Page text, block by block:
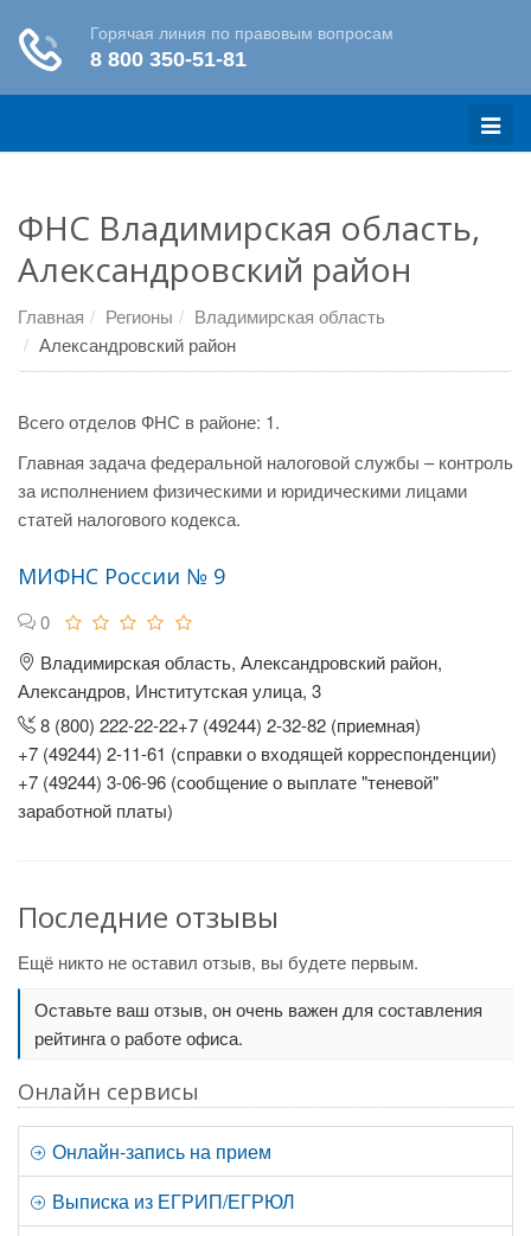
Меню
ФНС Владимирская область,
Александровский район
Главная Регионы
Владимирская область
Александровский район
Всего отделов ФНС в районе: 1.
Главная задача федеральной налоговой службы – контроль
за исполнением физическими и юридическими лицами
статей налогового кодекса.
МИФНС России № 9
0
Владимирская область, Александровский район,
Александров, Институтская улица, 3
8 (800) 222-22-22+7 (49244) 2-32-82 (приемная)
+7 (49244) 2-11-61 (справки о входящей корреспонденции)
+7 (49244) 3-06-96 (сообщение о выплате "теневой"
заработной платы)
Последние отзывы
Ещё никто не оставил отзыв, вы будете первым.
Оставьте ваш отзыв, он очень важен для составления
рейтинга о работе офиса.
Онлайн сервисы
Онлайн-запись на прием
Выписка из ЕГРИП/ЕГРЮЛ